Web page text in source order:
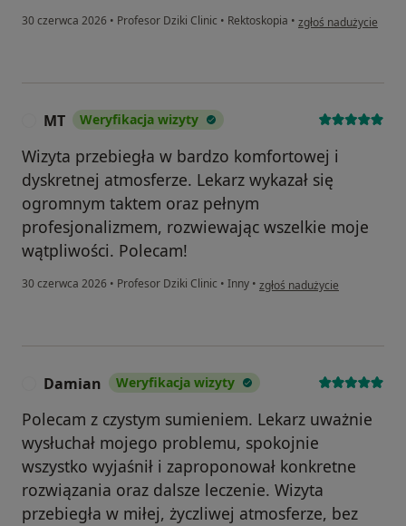
30 czerwca 2026 • Profesor Dziki Clinic • Rektoskopia • w opinii użytkownika
zgłoś nadużycie
MT Weryfikacja wizyty
Wizyta przebiegła w bardzo komfortowej i
dyskretnej atmosferze. Lekarz wykazał się
ogromnym taktem oraz pełnym
profesjonalizmem, rozwiewając wszelkie moje
wątpliwości. Polecam!
30 czerwca 2026 • Profesor Dziki Clinic • Inny • w opinii użytkownika MT
zgłoś nadużycie
Damian Weryfikacja wizyty
Polecam z czystym sumieniem. Lekarz uważnie
wysłuchał mojego problemu, spokojnie
wszystko wyjaśnił i zaproponował konkretne
rozwiązania oraz dalsze leczenie. Wizyta
przebiegła w miłej, życzliwej atmosferze, bez